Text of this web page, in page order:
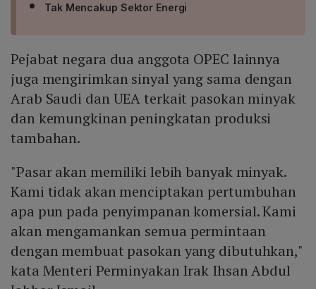
Tak Mencakup Sektor Energi
Pejabat negara dua anggota OPEC lainnya
juga mengirimkan sinyal yang sama dengan
Arab Saudi dan UEA terkait pasokan minyak
dan kemungkinan peningkatan produksi
tambahan.
"Pasar akan memiliki lebih banyak minyak.
Kami tidak akan menciptakan pertumbuhan
apa pun pada penyimpanan komersial. Kami
akan mengamankan semua permintaan
dengan membuat pasokan yang dibutuhkan,"
kata Menteri Perminyakan Irak Ihsan Abdul